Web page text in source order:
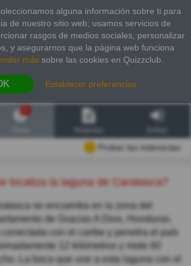
alguna información sobre ti para
de nuestro sitio web; usamos servicios de
rasgos de medios sociales, personalizar
y asegurarnos que la página web funciona
más sobre las cookies en Quizzclub.
Establecer preferencias
Probar las inderectas
localiza la laguna de Caratasca?
se encuentra en la zona del
de Gracias A Dios, Honduras.
conectada con el caribe y penetra el país
12 kilómetros y mide 60
La boca que une a esta laguna con el